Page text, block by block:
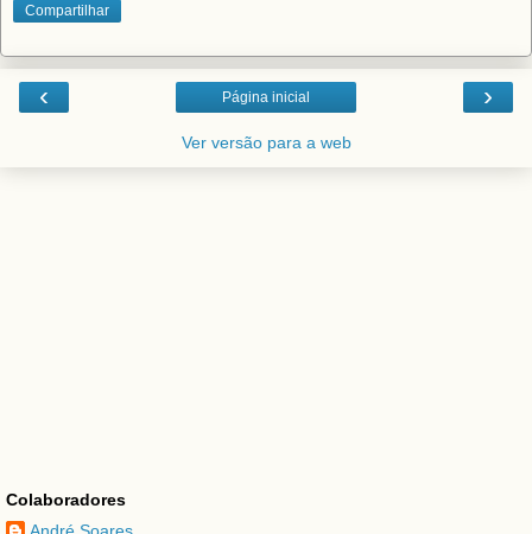
Compartilhar
‹ ›
Página inicial
Ver versão para a web
Colaboradores